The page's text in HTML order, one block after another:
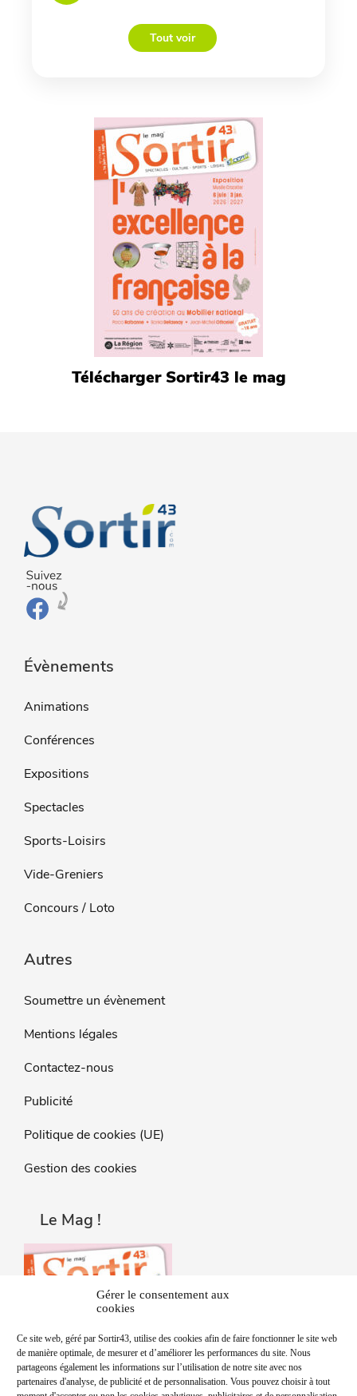
Gérer le consentement aux
cookies
Ce site web, géré par Sortir43, utilise des cookies afin de faire fonctionner le site web
de manière optimale, de mesurer et d’améliorer les performances du site. Nous
partageons également les informations sur l’utilisation de notre site avec nos
partenaires d'analyse, de publicité et de personnalisation. Vous pouvez choisir à tout
Tout voir
Télécharger Sortir43 le mag
Évènements
Animations
Conférences
Expositions
Spectacles
Sports-Loisirs
Vide-Greniers
Concours / Loto
Autres
Soumettre un évènement
Mentions légales
Contactez-nous
Publicité
Politique de cookies (UE)
Gestion des cookies
Le Mag !